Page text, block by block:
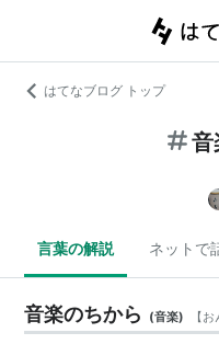
はてなブログ トップ
音
言葉の解説 ネットで
音楽のちから (音楽) 【お